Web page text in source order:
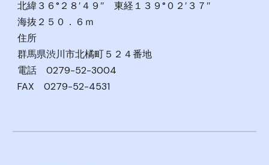
北緯３６°２８′４９″ 東経１３９°０２′３７″
海抜２５０．６ｍ
住所
群馬県渋川市北橘町５２４番地
電話 0279-52-3004
FAX 0279-52-4531